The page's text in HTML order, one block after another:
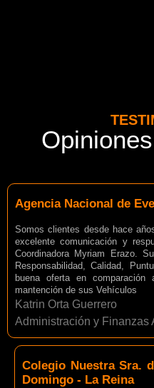
Agencia Nacional de
Somos clientes desde hace
excelente comunicación y
Coordinadora Myriam Erazo.
Responsabilidad, Calidad,
buena oferta en
mantención de sus Vehículos
Katrin Orta Guerrero
Administración y Finanzas
Colegio Nuestra Sra.
Domingo - La Reina